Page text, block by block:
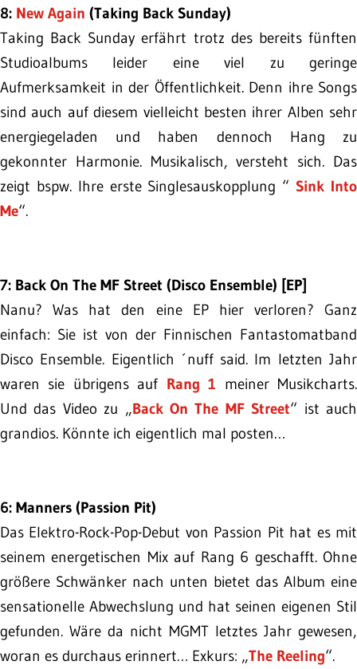
8: New Again (Taking Back Sunday)
Taking Back Sunday erfährt trotz des bereits fünften
Studioalbums leider eine viel zu geringe
Aufmerksamkeit in der Öffentlichkeit. Denn ihre Songs
sind auch auf diesem vielleicht besten ihrer Alben sehr
energiegeladen und haben dennoch Hang zu
gekonnter Harmonie. Musikalisch, versteht sich. Das
zeigt bspw. Ihre erste Singlesauskopplung “ Sink Into
Me“.
7: Back On The MF Street (Disco Ensemble) [EP]
Nanu? Was hat den eine EP hier verloren? Ganz
einfach: Sie ist von der Finnischen Fantastomatband
Disco Ensemble. Eigentlich ´nuff said. Im letzten Jahr
waren sie übrigens auf Rang 1 meiner Musikcharts.
Und das Video zu „Back On The MF Street“ ist auch
grandios. Könnte ich eigentlich mal posten…
6: Manners (Passion Pit)
Das Elektro-Rock-Pop-Debut von Passion Pit hat es mit
seinem energetischen Mix auf Rang 6 geschafft. Ohne
größere Schwänker nach unten bietet das Album eine
sensationelle Abwechslung und hat seinen eigenen Stil
gefunden. Wäre da nicht MGMT letztes Jahr gewesen,
woran es durchaus erinnert… Exkurs: „The Reeling“.